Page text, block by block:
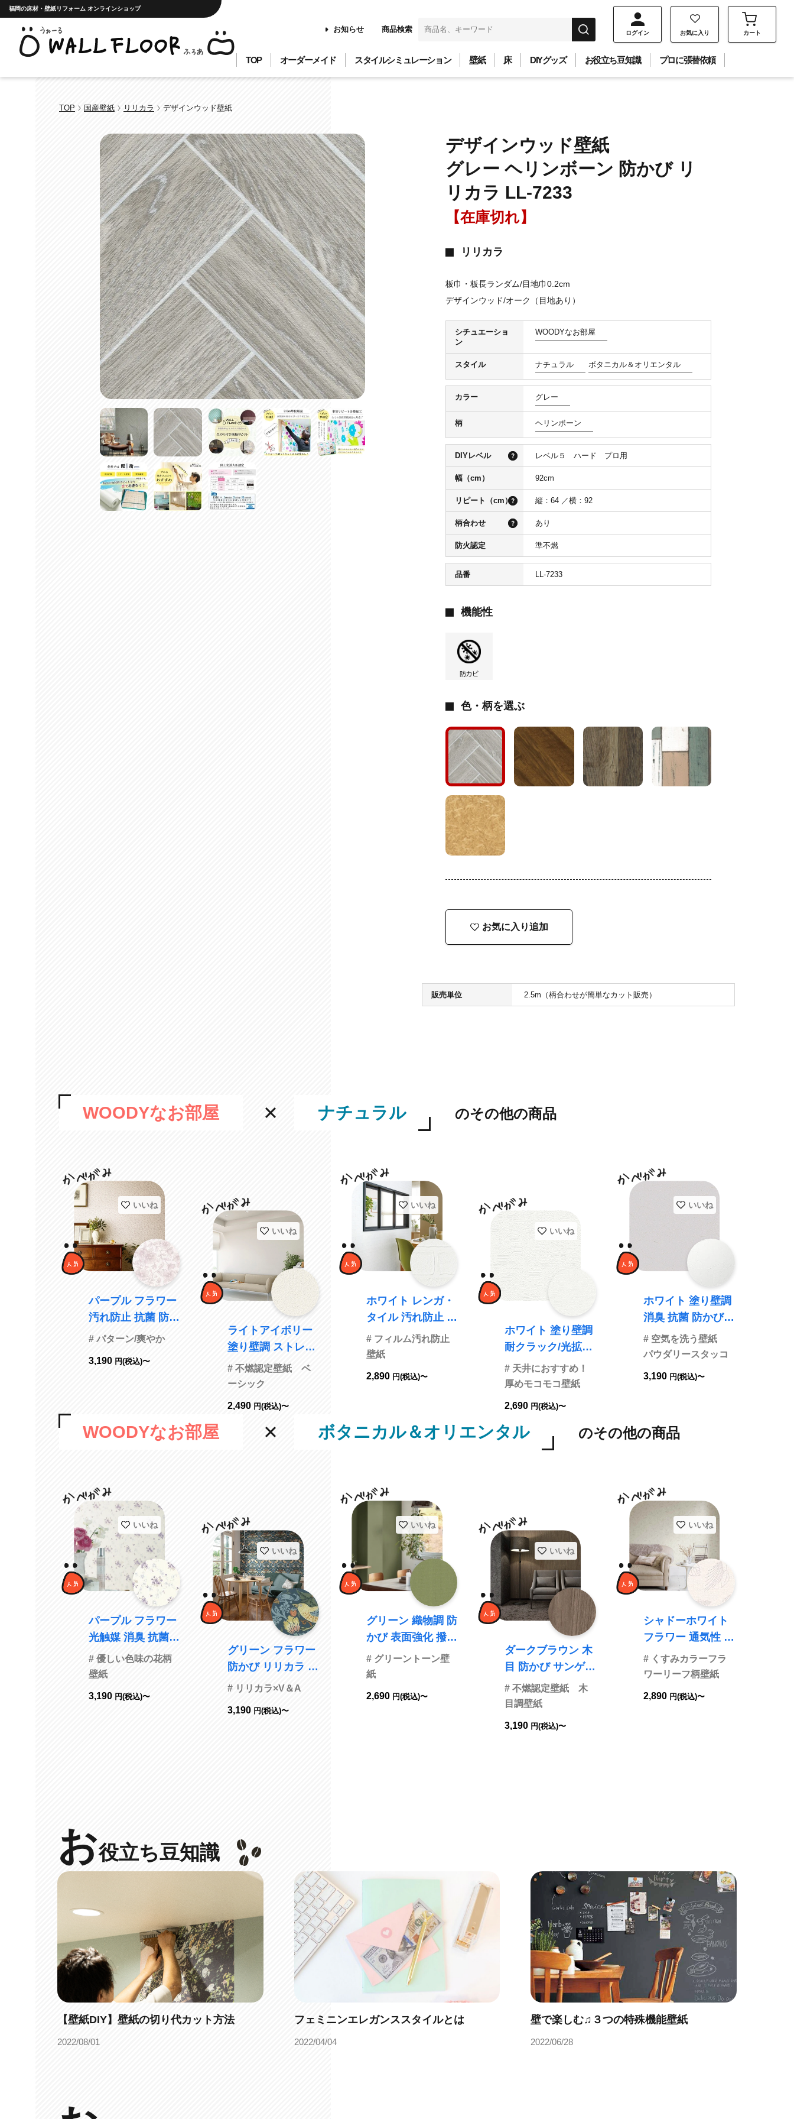
福岡の床材・壁紙リフォーム オンラインショップ
お知らせ 商品検索 ログイン お気に入り カート
TOP オーダーメイド スタイルシミュレーション 壁紙 床 DIYグッズ お役立ち豆知識 プロに張替依頼
TOP 国産壁紙 リリカラ デザインウッド壁紙
デザインウッド壁紙
グレー ヘリンボーン 防かび リ
リカラ LL-7233
【在庫切れ】
リリカラ
板巾・板長ランダム/目地巾0.2cm
デザインウッド/オーク（目地あり）
シチュエーショ
ン
WOODYなお部屋
スタイル ナチュラル ボタニカル＆オリエンタル
カラー グレー
柄 ヘリンボーン
DIYレベル レベル５ ハード プロ用
幅（cm） 92cm
リピート（cm） 縦：64 ／横：92
柄合わせ あり
防火認定 準不燃
品番 LL-7233
機能性
色・柄を選ぶ
お気に入り追加
販売単位 2.5m（柄合わせが簡単なカット販売）
WOODYなお部屋 ナチュラル のその他の商品
いいね
パープル フラワー
汚れ防止 抗菌 防か
び サンゲツ RE55
# パターン/爽やか
3,190 円(税込)〜
いいね
ライトアイボリー
塗り壁調 ストレッ
チタイプ 表面強化
防かび サンゲツ F
# 不燃認定壁紙 ベ
ーシック
2,490 円(税込)〜
いいね
ホワイト レンガ・
タイル 汚れ防止 抗
菌 防かび サンゲツ
FE74525
# フィルム汚れ防止
壁紙
2,890 円(税込)〜
いいね
ホワイト 塗り壁調
耐クラック/光拡散
防かび 抗菌 撥水 S
INCOL BB2394 旧
# 天井におすすめ！
厚めモコモコ壁紙
2,690 円(税込)〜
いいね
ホワイト 塗り壁調
消臭 抗菌 防かび
ルノン RF8111
# 空気を洗う壁紙
パウダリースタッコ
3,190 円(税込)〜
WOODYなお部屋 ボタニカル＆オリエンタル のその他の商品
いいね
パープル フラワー
光触媒 消臭 抗菌
防かび 撥水 SINC
OL BB2725 旧品
# 優しい色味の花柄
壁紙
3,190 円(税込)〜
いいね
グリーン フラワー
防かび リリカラ L
V2001
# リリカラ×V＆A
3,190 円(税込)〜
いいね
グリーン 織物調 防
かび 表面強化 撥水
SINCOL BB2319
# グリーントーン壁
紙
2,690 円(税込)〜
いいね
ダークブラウン 木
目 防かび サンゲツ
FE76598
# 不燃認定壁紙 木
目調壁紙
3,190 円(税込)〜
いいね
シャドーホワイト
フラワー 通気性 防
かび リリカラ LV3
322
# くすみカラーフラ
ワーリーフ柄壁紙
2,890 円(税込)〜
お役立ち豆知識
【壁紙DIY】壁紙の切り代カット方法
2022/08/01
フェミニンエレガンススタイルとは
2022/04/04
壁で楽しむ♫３つの特殊機能壁紙
2022/06/28